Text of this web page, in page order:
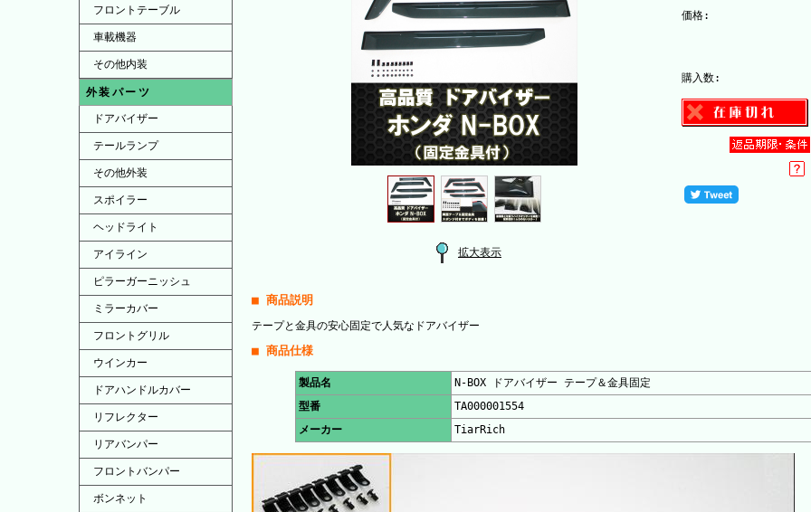
フロントテーブル
車載機器
その他内装
外装パーツ
ドアバイザー
テールランプ
その他外装
スポイラー
ヘッドライト
アイライン
ピラーガーニッシュ
ミラーカバー
フロントグリル
ウインカー
ドアハンドルカバー
リフレクター
リアバンパー
フロントバンパー
ボンネット
拡大表示
価格:
購入数:
■ 商品説明
テープと金具の安心固定で人気なドアバイザー
■ 商品仕様
製品名
N-BOX ドアバイザー テープ＆金具固定
型番
TA000001554
メーカー
TiarRich